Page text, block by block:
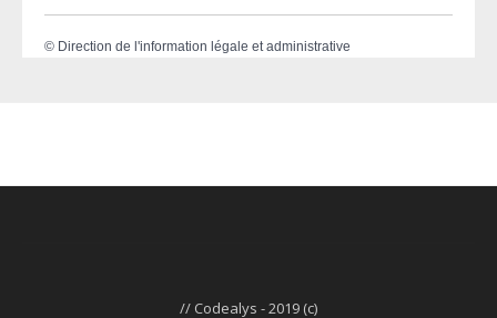
© Direction de l'information légale et administrative
// Codealys - 2019 (c)